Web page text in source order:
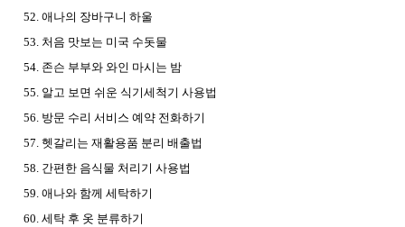
52. 애나의 장바구니 하울
53. 처음 맛보는 미국 수돗물
54. 존슨 부부와 와인 마시는 밤
55. 알고 보면 쉬운 식기세척기 사용법
56. 방문 수리 서비스 예약 전화하기
57. 헷갈리는 재활용품 분리 배출법
58. 간편한 음식물 처리기 사용법
59. 애나와 함께 세탁하기
60. 세탁 후 옷 분류하기